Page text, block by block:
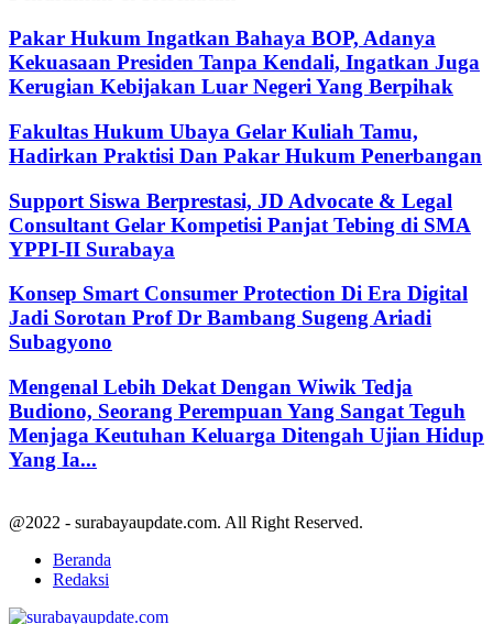
Pakar Hukum Ingatkan Bahaya BOP, Adanya
Kekuasaan Presiden Tanpa Kendali, Ingatkan Juga
Kerugian Kebijakan Luar Negeri Yang Berpihak
Fakultas Hukum Ubaya Gelar Kuliah Tamu,
Hadirkan Praktisi Dan Pakar Hukum Penerbangan
Support Siswa Berprestasi, JD Advocate & Legal
Consultant Gelar Kompetisi Panjat Tebing di SMA
YPPI-II Surabaya
Konsep Smart Consumer Protection Di Era Digital
Jadi Sorotan Prof Dr Bambang Sugeng Ariadi
Subagyono
Mengenal Lebih Dekat Dengan Wiwik Tedja
Budiono, Seorang Perempuan Yang Sangat Teguh
Menjaga Keutuhan Keluarga Ditengah Ujian Hidup
Yang Ia...
@2022 - surabayaupdate.com. All Right Reserved.
Beranda
Redaksi